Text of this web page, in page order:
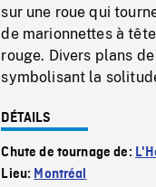
sur une roue qui
de marionnettes à
rouge. Divers plans
symbolisant la
DÉTAILS
Chute de tournage de:
Lieu: Montréal